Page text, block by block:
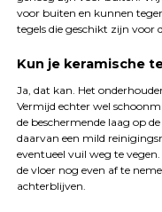
voor buiten en kunnen
tegels die geschikt zijn
Kun je keramische
Ja, dat kan. Het
Vermijd echter wel
de beschermende laag op
daarvan een mild
eventueel vuil weg te
de vloer nog even af te
achterblijven.